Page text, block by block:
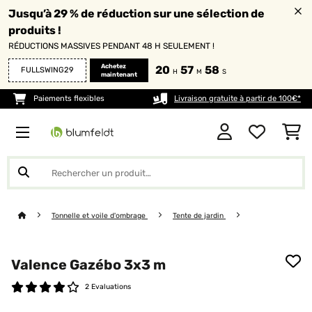
Jusqu’à 29 % de réduction sur une sélection de
produits !
RÉDUCTIONS MASSIVES PENDANT 48 H SEULEMENT !
FULLSWING29
Achetez
maintenant
20 H 57 M 57 S
Paiements flexibles Livraison gratuite à partir de 100€*
Tonnelle et voile d'ombrage Tente de jardin
Valence Gazébo 3x3 m
2 Evaluations